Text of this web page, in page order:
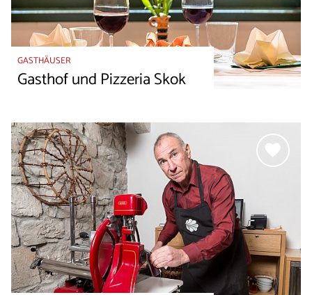
GASTHÄUSER
Gasthof und Pizzeria Skok